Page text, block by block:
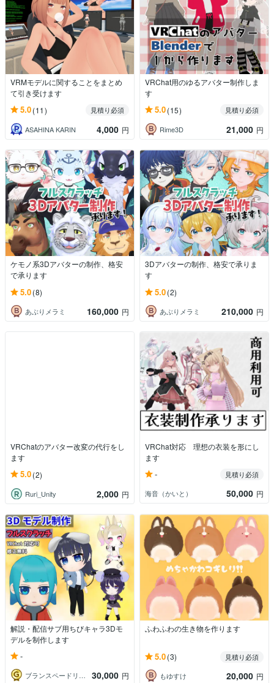
VRMモデルに関することをまとめ
て引き受けます
5.0(11)
見積り必須
ASAHINA KARIN
4,000 円
VRChat用のゆるアバター制作しま
す
5.0(15)
見積り必須
Rime3D
21,000 円
ケモノ系3Dアバターの制作、格安
で承ります
5.0(8)
あぶりメラミ 160,000 円
3Dアバターの制作、格安で承りま
す
5.0(2)
あぶりメラミ 210,000 円
VRChatのアバター改変の代行をし
ます
5.0(2)
Ruri_Unity 2,000 円
VRChat対応 理想の衣装を形にし
ます
-
見積り必須
海音（かいと）
50,000 円
解説・配信サブ用ちびキャラ3Dモ
デルを制作します
-
ブランスペードリーフ 30,000 円
ふわふわの生き物を作ります
5.0(3)
見積り必須
もゆすけ
20,000 円